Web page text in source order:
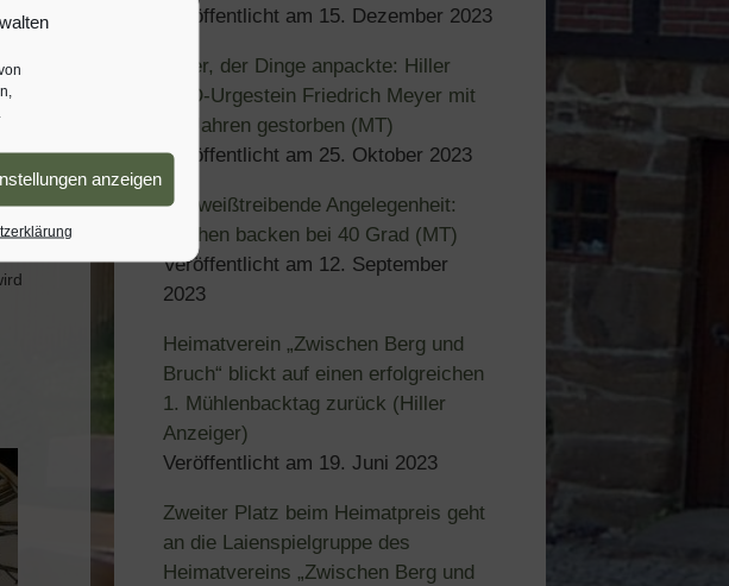
anzeigen
Veröffentlicht am 15. Dezember 2023
Einer, der Dinge anpackte: Hiller
SPD-Urgestein Friedrich Meyer mit
78 Jahren gestorben (MT)
Veröffentlicht am 25. Oktober 2023
Schweißtreibende Angelegenheit:
Kuchen backen bei 40 Grad (MT)
Veröffentlicht am 12. September
2023
Heimatverein „Zwischen Berg und
Bruch“ blickt auf einen erfolgreichen
1. Mühlenbacktag zurück (Hiller
Anzeiger)
Veröffentlicht am 19. Juni 2023
Zweiter Platz beim Heimatpreis geht
an die Laienspielgruppe des
Heimatvereins „Zwischen Berg und